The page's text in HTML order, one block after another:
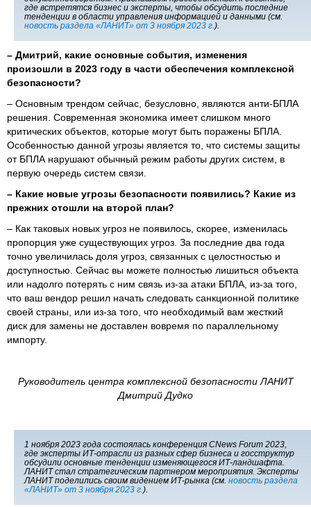
где встретятся бизнес и эксперты, чтобы обсудить последние
тенденции в области управления информацией и данными (см.
новость раздела «ЛАНИТ» от 3 ноября 2023 г. ).
– Дмитрий, какие основные события, изменения
произошли в 2023 году в части обеспечения комплексной
безопасности?
– Основным трендом сейчас, безусловно, являются анти-БПЛА
решения. Современная экономика имеет слишком много
критических объектов, которые могут быть поражены БПЛА.
Особенностью данной угрозы является то, что системы защиты
от БПЛА нарушают обычный режим работы других систем, в
первую очередь систем связи.
– Какие новые угрозы безопасности появились? Какие из
прежних отошли на второй план?
– Как таковых новых угроз не появилось, скорее, изменилась
пропорция уже существующих угроз. За последние два года
точно увеличилась доля угроз, связанных с целостностью и
доступностью. Сейчас вы можете полностью лишиться объекта
или надолго потерять с ним связь из-за атаки БПЛА, из-за того,
что ваш вендор решил начать следовать санкционной политике
своей страны, или из-за того, что необходимый вам жесткий
диск для замены не доставлен вовремя по параллельному
импорту.
Руководитель центра комплексной безопасности ЛАНИТ
Дмитрий Дудко
1 ноября 2023 года состоялась конференция CNews Forum 2023,
где эксперты ИТ-отрасли из разных сфер бизнеса и госструктур
обсудили основные тенденции изменяющегося ИТ-ландшафта.
ЛАНИТ стал стратегическим партнером мероприятия. Эксперты
ЛАНИТ поделились своим видением ИТ-рынка (см. новость раздела
«ЛАНИТ» от 3 ноября 2023 г. ).